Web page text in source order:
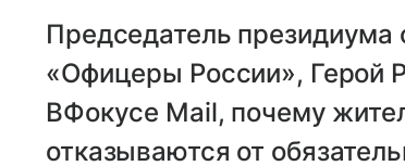
Председатель президиума
«Офицеры России», Герой
ВФокусе Mail, почему
отказываются от